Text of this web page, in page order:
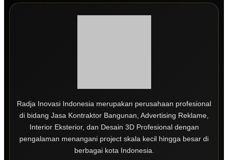
Radja Inovasi Indonesia merupakan perusahaan profesional
di bidang Jasa Kontraktor Bangunan, Advertising Reklame,
Interior Eksterior, dan Desain 3D Profesional dengan
pengalaman menangani project skala kecil hingga besar di
berbagai kota Indonesia.